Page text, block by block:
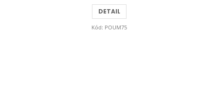
DETAIL
Kód: POUM75